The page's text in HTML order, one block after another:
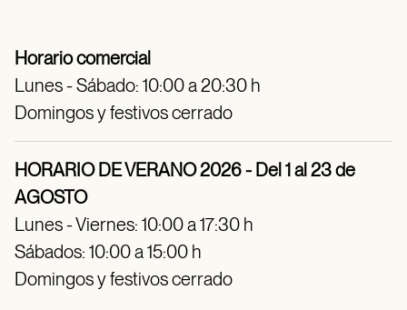
Horario comercial
Lunes - Sábado: 10:00 a 20:30 h
Domingos y festivos cerrado
HORARIO DE VERANO 2026 - Del 1 al 23 de
AGOSTO
Lunes - Viernes: 10:00 a 17:30 h
Sábados: 10:00 a 15:00 h
Domingos y festivos cerrado